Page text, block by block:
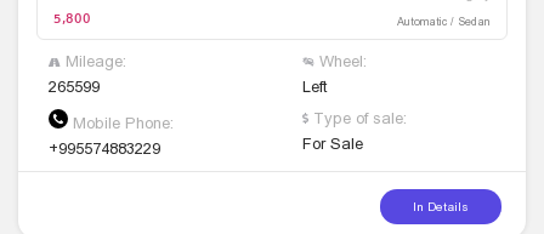
5,800 Automatic / Sedan
Mileage:
265599
Wheel:
Left
Mobile Phone:
+995574883229
Type of sale:
For Sale
In Details